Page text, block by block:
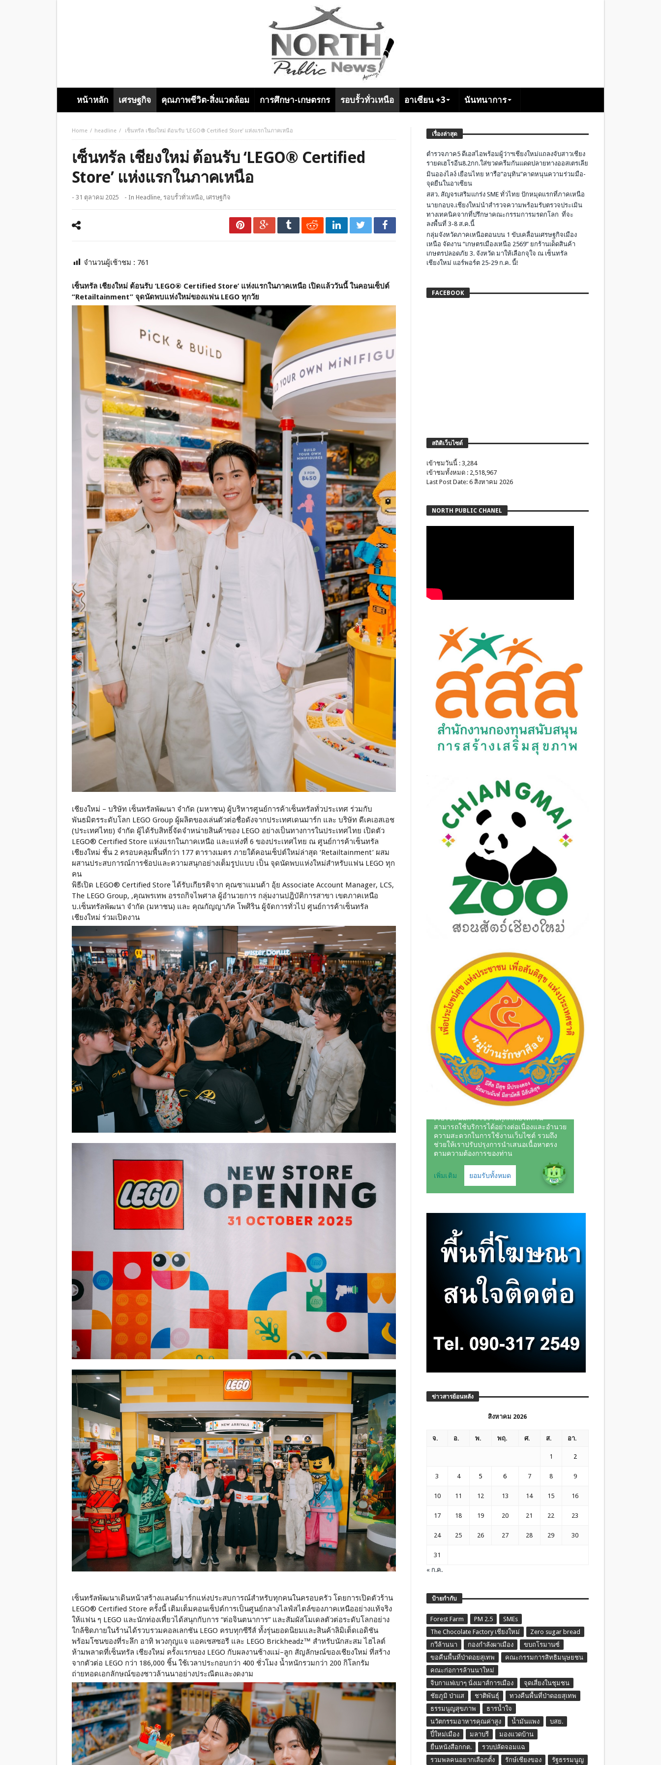
หน้าหลัก เศรษฐกิจ คุณภาพชีวิต-สิ่งแวดล้อม การศึกษา-เกษตรกร รอบรั้วทั่วเหนือ อาเซียน +3 นันทนาการ
Home headline เซ็นทรัล เชียงใหม่ ต้อนรับ ‘LEGO® Certified Store’ แห่งแรกในภาคเหนือ
เซ็นทรัล เชียงใหม่ ต้อนรับ ‘LEGO® Certified
Store’ แห่งแรกในภาคเหนือ
- 31 ตุลาคม 2025 - In Headline, รอบรั้วทั่วเหนือ, เศรษฐกิจ
จำนวนผู้เช้าชม : 761
เซ็นทรัล เชียงใหม่ ต้อนรับ ‘LEGO® Certified Store’ แห่งแรกในภาคเหนือ เปิดแล้ววันนี้ ในคอนเซ็ปต์
“Retailtainment” จุดนัดพบแห่งใหม่ของแฟน LEGO ทุกวัย
เชียงใหม่ – บริษัท เซ็นทรัลพัฒนา จำกัด (มหาชน) ผู้บริหารศูนย์การค้าเซ็นทรัลทั่วประเทศ ร่วมกับ
พันธมิตรระดับโลก LEGO Group ผู้ผลิตของเล่นตัวต่อชื่อดังจากประเทศเดนมาร์ก และ บริษัท ดีเคเอสเอช
(ประเทศไทย) จำกัด ผู้ได้รับสิทธิ์จัดจำหน่ายสินค้าของ LEGO อย่างเป็นทางการในประเทศไทย เปิดตัว
LEGO® Certified Store แห่งแรกในภาคเหนือ และแห่งที่ 6 ของประเทศไทย ณ ศูนย์การค้าเซ็นทรัล
เชียงใหม่ ชั้น 2 ครอบคลุมพื้นที่กว่า 177 ตารางเมตร ภายใต้คอนเซ็ปต์ใหม่ล่าสุด ‘Retailtainment’ ผสม
ผสานประสบการณ์การช้อปและความสนุกอย่างเต็มรูปแบบ เป็น จุดนัดพบแห่งใหม่สำหรับแฟน LEGO ทุก
คน
พิธีเปิด LEGO® Certified Store ได้รับเกียรติจาก คุณซาแมนต้า อุ้ย Associate Account Manager, LCS,
The LEGO Group, ,คุณพรเทพ อรรถกิจไพศาล ผู้อำนวยการ กลุ่มงานปฎิบัติการสาขา เขตภาคเหนือ
บ.เซ็นทรัลพัฒนา จำกัด (มหาชน) และ คุณกัญญาภัค โพศิริน ผู้จัดการทั่วไป ศูนย์การค้าเซ็นทรัล
เชียงใหม่ ร่วมเปิดงาน
เซ็นทรัลพัฒนาเดินหน้าสร้างแลนด์มาร์กแห่งประสบการณ์สำหรับทุกคนในครอบครัว โดยการเปิดตัวร้าน
LEGO® Certified Store ครั้งนี้ เติมเต็มคอนเซ็ปต์การเป็นศูนย์กลางไลฟ์สไตล์ของภาคเหนืออย่างแท้จริง
ให้แฟน ๆ LEGO และนักท่องเที่ยวได้สนุกกับการ “ต่อจินตนาการ” และสัมผัสโมเดลตัวต่อระดับโลกอย่าง
ใกล้ชิดภายในร้านได้รวบรวมคอลเลกชัน LEGO ครบทุกซีรีส์ ทั้งรุ่นยอดนิยมและสินค้าลิมิเต็ดเอดิชัน
พร้อมโซนของที่ระลึก อาทิ พวงกุญแจ แอคเซสซอรี และ LEGO Brickheadz™ สำหรับนักสะสม ไฮไลต์
ห้ามพลาดที่เซ็นทรัล เชียงใหม่ ครั้งแรกของ LEGO กับผลงานช้างแม่–ลูก สัญลักษณ์ของเชียงใหม่ ที่สร้าง
จากตัวต่อ LEGO กว่า 186,000 ชิ้น ใช้เวลาประกอบกว่า 400 ชั่วโมง น้ำหนักรวมกว่า 200 กิโลกรัม
ถ่ายทอดเอกลักษณ์ของชาวล้านนาอย่างประณีตและงดงาม
เรื่องล่าสุด
ตำรวจภาค5 ดีเอสไอพร้อมผู้ว่าฯเชียงใหม่แถลงจับสาวเชียง
รายดเฮโรอีน8.2กก.ใส่ขวดครีมกันแดดปลายทางออสเตรเลีย
มินอองไลง์ เยือนไทย หารือ”อนุทิน”คาดหนุนความร่วมมือ-
จุดยืนในอาเซียน
สสว. สัญจรเสริมแกร่ง SME ทั่วไทย ปักหมุดแรกที่ภาคเหนือ
นายกอบจ.เชียงใหม่นำสำรวจความพร้อมรับตรวจประเมิน
ทางเทคนิคจากที่ปรึกษาคณะกรรมการมรดกโลก ที่จะ
ลงพื้นที่ 3-8 ส.ค.นี้
กลุ่มจังหวัดภาคเหนือตอนบน 1 ขับเคลื่อนเศรษฐกิจเมือง
เหนือ จัดงาน “เกษตรเมืองเหนือ 2569” ยกร้านเด็ดสินค้า
เกษตรปลอดภัย 3. จังหวัด มาให้เลือกจุใจ ณ เซ็นทรัล
เชียงใหม่ แอร์พอร์ต 25-29 ก.ค. นี้!
FACEBOOK
สถิติเว็บไซต์
เข้าชมวันนี้ : 3,284
เข้าชมทั้งหมด : 2,518,967
Last Post Date: 6 สิงหาคม 2026
NORTH PUBLIC CHANEL
ข่าวสารย้อนหลัง
สิงหาคม 2026
จ. อ. พ. พฤ. ศ. ส. อา.
1 2
3 4 5 6 7 8 9
10 11 12 13 14 15 16
17 18 19 20 21 22 23
24 25 26 27 28 29 30
31
« ก.ค.
ป้ายกำกับ
Forest Farm PM 2.5
SMEs
The Chocolate Factory เชียงใหม่
Zero sugar bread
กวีล้านนา
กองกำลังผาเมือง
ขบถโรมานซ์
ขอคืนพื้นที่ป่าดอยสุเทพ
คณะกรรมการสิทธิมนุษยชน
คณะก่อการล้านนาใหม่
จิบกาแฟเบาๆ นั่งเมาส์การเมือง
จุดเสี่ยงในชุมชน
ชัยภูมิ ป่าแส
ชาติพันธุ์
ทวงคืนพื้นที่ป่าดอยสุเทพ
ธรรมนูญสุขภาพ
ธารน้ำใจ
นวัตกรรมอาหารคุณค่าสูง
น้ำมันแพง
บสย.
ปี๋ใหม่เมือง
มลาบรี
มองแวดบ้าน
ยื่นหนังสือกกต.
รวบปลัดจอมแฉ
รวมพลคนอยากเลือกตั้ง
รักษ์เชียงของ รัฐธรรมนูญ